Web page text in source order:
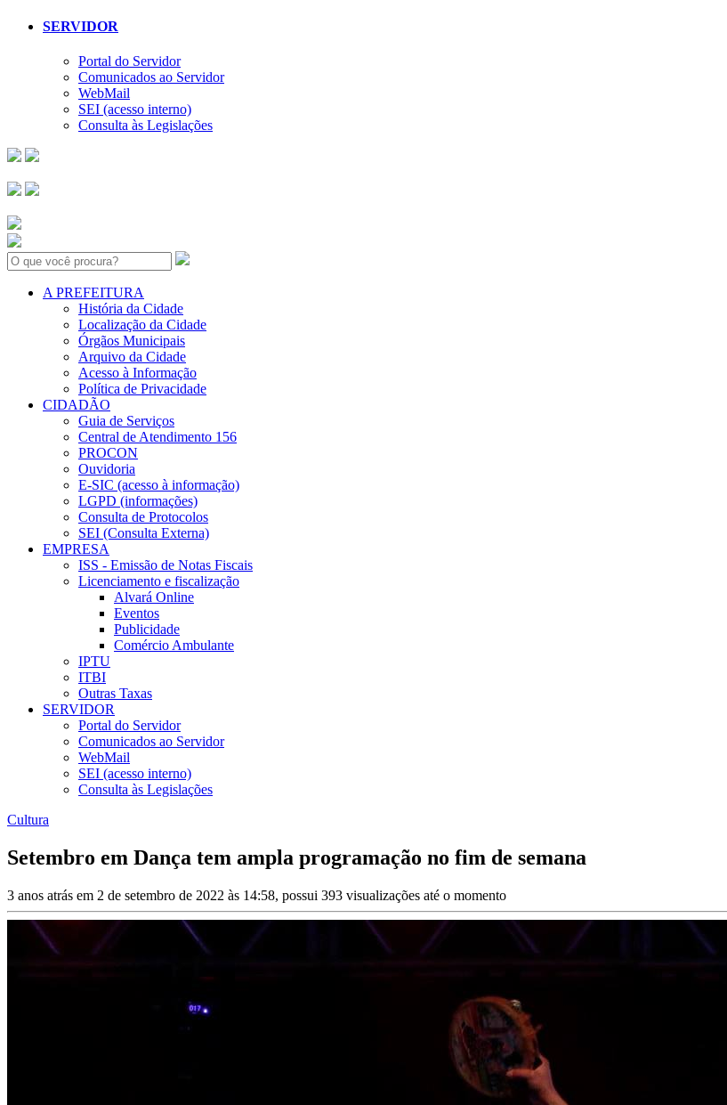
SERVIDOR
Portal do Servidor
Comunicados ao Servidor
WebMail
SEI (acesso interno)
Consulta às Legislações
Search:
A PREFEITURA
História da Cidade
Localização da Cidade
Órgãos Municipais
Arquivo da Cidade
Acesso à Informação
Política de Privacidade
CIDADÃO
Guia de Serviços
Central de Atendimento 156
PROCON
Ouvidoria
E-SIC (acesso à informação)
LGPD (informações)
Consulta de Protocolos
SEI (Consulta Externa)
EMPRESA
ISS - Emissão de Notas Fiscais
Licenciamento e fiscalização
Alvará Online
Eventos
Publicidade
Comércio Ambulante
IPTU
ITBI
Outras Taxas
SERVIDOR
Portal do Servidor
Comunicados ao Servidor
WebMail
SEI (acesso interno)
Consulta às Legislações
Cultura
Setembro em Dança tem ampla programação no fim de semana
3 anos atrás em 2 de setembro de 2022 às 14:58, possui 393 visualizações até o momento